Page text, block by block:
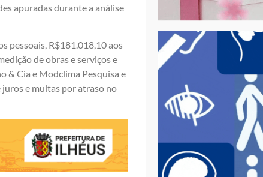
apuradas durante a análise
pessoais, R$181.018,10 aos
de obras e serviços e
& Cia e Modclima Pesquisa e
e multas por atraso no